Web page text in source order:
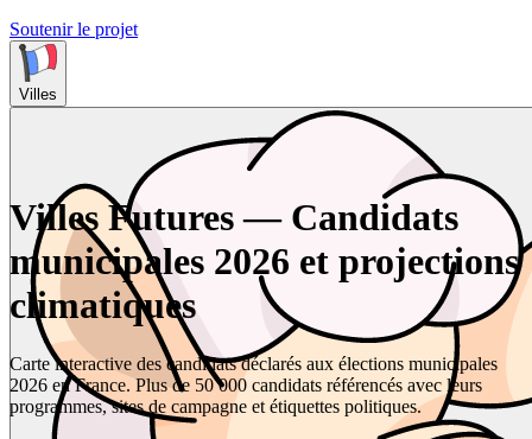
Soutenir le projet
Villes
Villes Futures — Candidats
municipales 2026 et projections
climatiques
Carte interactive des candidats déclarés aux élections municipales
2026 en France. Plus de 50 000 candidats référencés avec leurs
programmes, sites de campagne et étiquettes politiques.